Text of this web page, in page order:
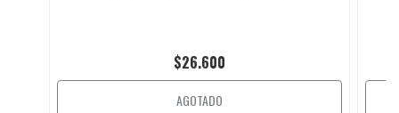
$26.600
AGOTADO